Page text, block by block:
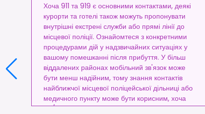
Хоча 911 та 919 є основними контактами, деякі
курорти та готелі також можуть пропонувати
внутрішні екстрені служби або прямі лінії до
місцевої поліції. Ознайомтеся з конкретними
процедурами дій у надзвичайних ситуаціях у
вашому помешканні після прибуття. У більш
віддалених районах мобільний зв'язок може
бути менш надійним, тому знання контактів
найближчої місцевої поліцейської дільниці або
медичного пункту може бути корисним, хоча
911/919 залишаються стандартними.